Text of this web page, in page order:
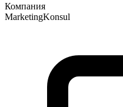
Компания
MarketingKonsul